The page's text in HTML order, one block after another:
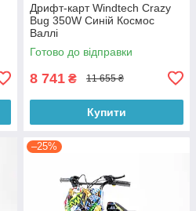
Дрифт-карт Windtech Crazy
Bug 350W Синій Космос
Валлі
Готово до відправки
8 741 ₴ 11 655 ₴
Купити
–25%